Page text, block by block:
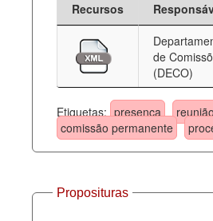
Recursos
de
(DECO)
Etiquetas: presença
comissão permanente
Proposituras